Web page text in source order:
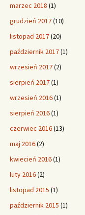
marzec 2018 (1)
grudzień 2017(10)
listopad 2017(20)
październik 2017(1)
wrzesień 2017(2)
sierpień 2017(1)
wrzesień 2016(1)
sierpień 2016(1)
czerwiec 2016(13)
maj 2016(2)
kwiecień 2016(1)
luty 2016(2)
listopad 2015 (1)
październik 2015 (1)